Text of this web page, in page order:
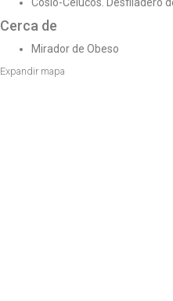
Cosío-Celucos. Desfiladero
Cerca de
Mirador de Obeso
Expandir mapa